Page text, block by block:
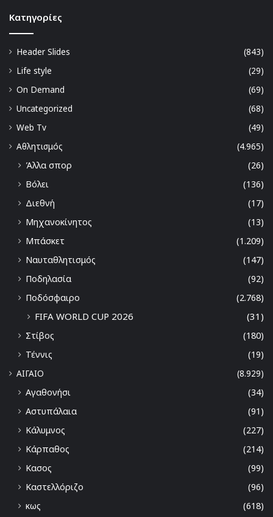
Kατηγορίες
Header Slides
(843)
Life style
(29)
On Demand
(69)
Uncategorized
(68)
Web Tv
(49)
Αθλητισμός
(4.965)
Άλλα σπορ
(26)
Βόλει
(136)
Διεθνή
(17)
Μηχανοκίνητος
(13)
Μπάσκετ
(1.209)
Ναυταθλητισμός
(147)
Ποδηλασία
(92)
Ποδόσφαιρο
(2.768)
FIFA WORLD CUP 2026 (31)
Στίβος
(180)
Τέννις
(19)
ΑΙΓΑΙΟ
(8.929)
Αγαθονήσι
(34)
Αστυπάλαια
(91)
Κάλυμνος
(227)
Κάρπαθος
(214)
Κασος
(99)
Καστελλόριζο
(96)
κως
(618)